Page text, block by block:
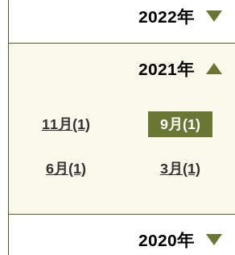
2022年
2021年
11月(1) 9月(1)
6月(1) 3月(1)
2020年